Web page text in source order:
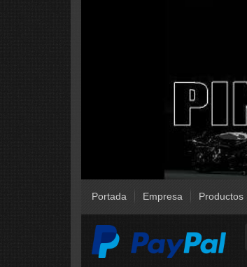
Portada Empresa Productos